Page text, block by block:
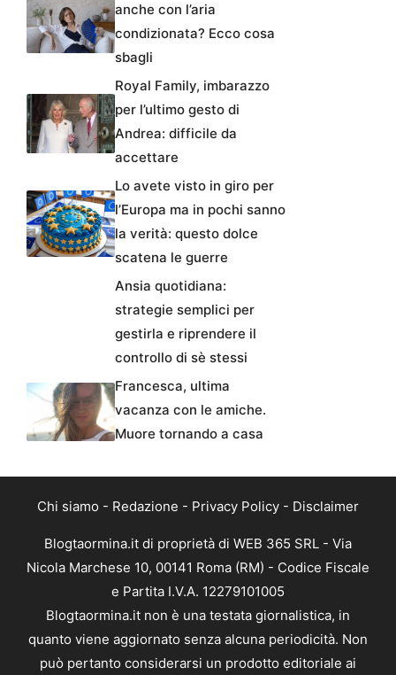
anche con l’aria
condizionata? Ecco cosa
sbagli
Royal Family, imbarazzo
per l’ultimo gesto di
Andrea: difficile da
accettare
Lo avete visto in giro per
l’Europa ma in pochi sanno
la verità: questo dolce
scatena le guerre
Ansia quotidiana:
strategie semplici per
gestirla e riprendere il
controllo di sè stessi
Francesca, ultima
vacanza con le amiche.
Muore tornando a casa
Chi siamo - Redazione - Privacy Policy - Disclaimer
Blogtaormina.it di proprietà di WEB 365 SRL - Via
Nicola Marchese 10, 00141 Roma (RM) - Codice Fiscale
e Partita I.V.A. 12279101005
Blogtaormina.it non è una testata giornalistica, in
quanto viene aggiornato senza alcuna periodicità. Non
può pertanto considerarsi un prodotto editoriale ai